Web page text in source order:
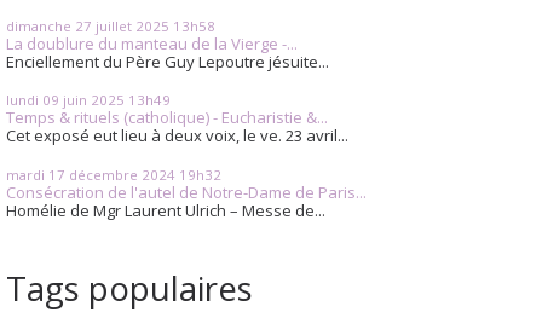
dimanche 27 juillet 2025 13h58
La doublure du manteau de la Vierge -...
Enciellement du Père Guy Lepoutre jésuite...
lundi 09 juin 2025 13h49
Temps & rituels (catholique) - Eucharistie &...
Cet exposé eut lieu à deux voix, le ve. 23 avril...
mardi 17 décembre 2024 19h32
Consécration de l'autel de Notre-Dame de Paris...
Homélie de Mgr Laurent Ulrich – Messe de...
Tags populaires